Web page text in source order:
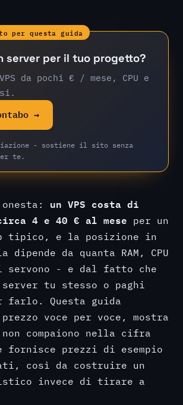
per questa guida
server per il tuo progetto?
da pochi € / mese, CPU e
→
- sostiene il sito senza
te.
un VPS costa di
4 e 40 € al mese per un
tipico, e la posizione in
dipende da quanta RAM, CPU
servono - e dal fatto che
tu stesso o paghi
farlo. Questa guida
voce per voce, mostra
compaiono nella cifra
fornisce prezzi di esempio
così da costruire un
invece di tirare a